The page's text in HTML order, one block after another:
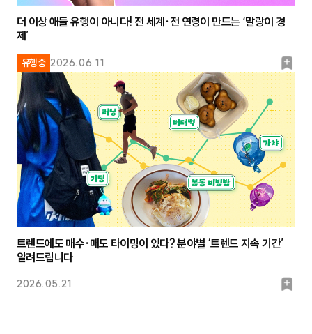
유행중 2026.06.11
북
마
크
더 이상 애들 유행이 아니다! 전 세계·전 연령이 만드는 ‘말랑이 경
제’
2026.05.21
북
트렌드에도 매수·매도 타이밍이 있다? 분야별 ‘트렌드 지속 기간’
알려드립니다